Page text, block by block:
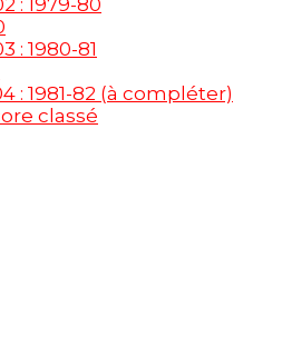
: 1979-80
: 1980-81
: 1981-82 (à compléter)
classé